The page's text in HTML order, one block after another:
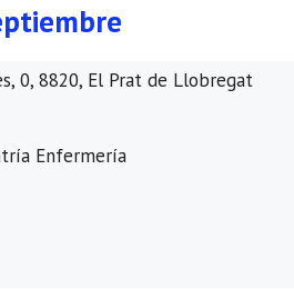
0, 8820, El Prat de Llobregat
Enfermería